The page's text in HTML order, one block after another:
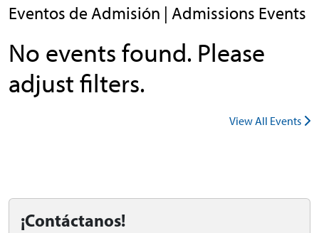
Eventos de Admisión | Admissions Events
No events found. Please
adjust filters.
View All Events
¡Contáctanos!